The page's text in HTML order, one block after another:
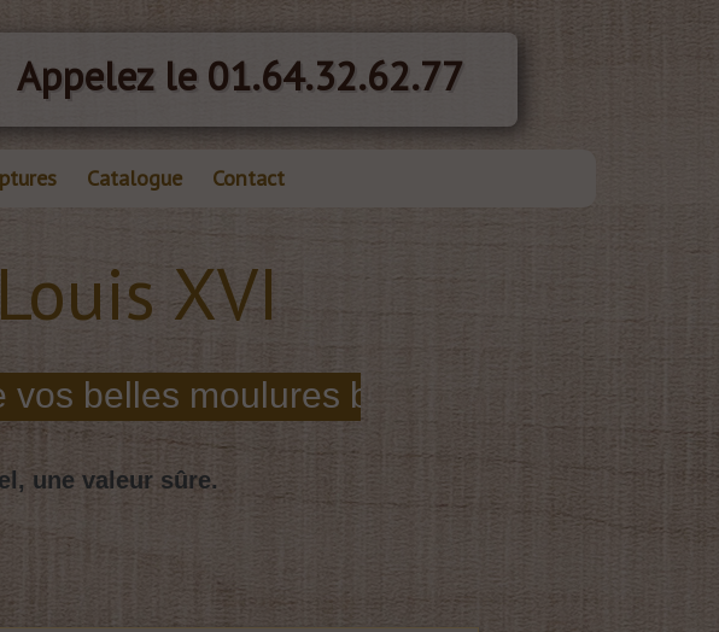
Appelez le 01.64.32.62.77
Catalogue Contact
XVI
une valeur sûre.